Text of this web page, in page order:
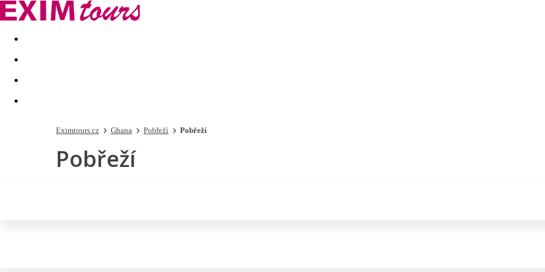
Akční nabídky Last minute
Eximtours.cz Ghana Pobřeží Pobřeží
Pobřeží